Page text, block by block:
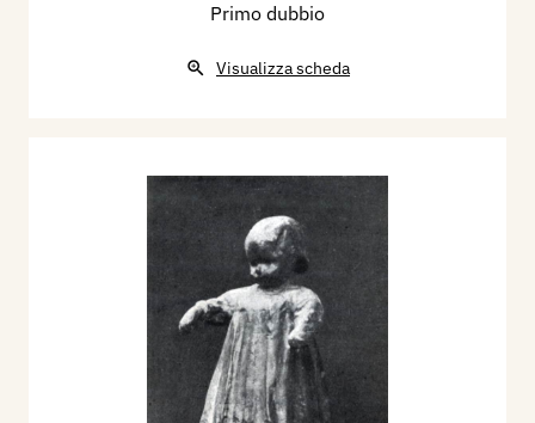
Primo dubbio
Visualizza scheda